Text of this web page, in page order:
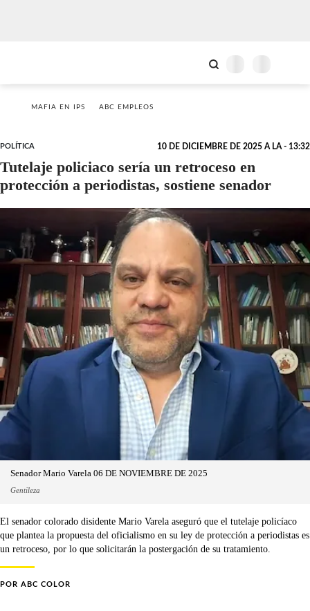
MAFIA EN IPS ABC EMPLEOS
POLÍTICA 10 DE DICIEMBRE DE 2025 A LA - 13:32
Tutelaje policiaco sería un retroceso en
protección a periodistas, sostiene senador
Senador Mario Varela 06 DE NOVIEMBRE DE 2025
Gentileza
El senador colorado disidente Mario Varela aseguró que el tutelaje policíaco
que plantea la propuesta del oficialismo en su ley de protección a periodistas es
un retroceso, por lo que solicitarán la postergación de su tratamiento.
POR ABC COLOR